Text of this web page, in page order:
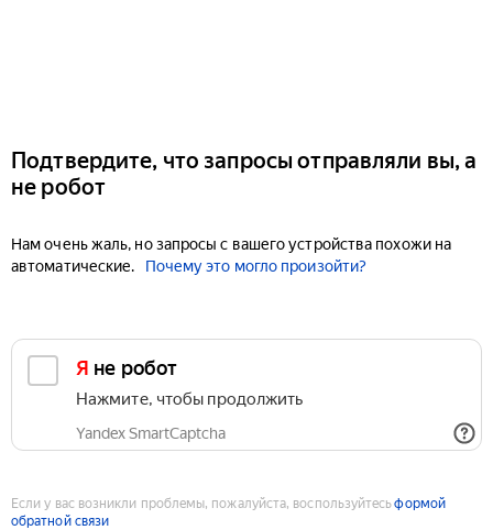
Подтвердите, что запросы отправляли вы, а
не робот
Нам очень жаль, но запросы с вашего устройства похожи на
автоматические.
Почему это могло произойти?
Я не робот
Нажмите, чтобы продолжить
Yandex SmartCaptcha
Если у вас возникли проблемы, пожалуйста, воспользуйтесьформой
обратной связи